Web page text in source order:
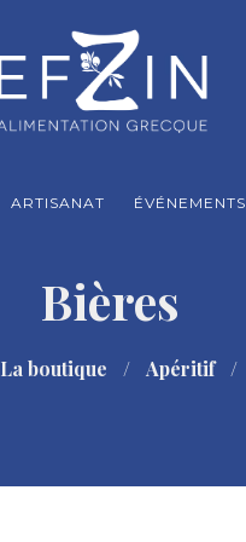
ARTISANAT ÉVÉNEMENTS
Bières
La boutique Apéritif